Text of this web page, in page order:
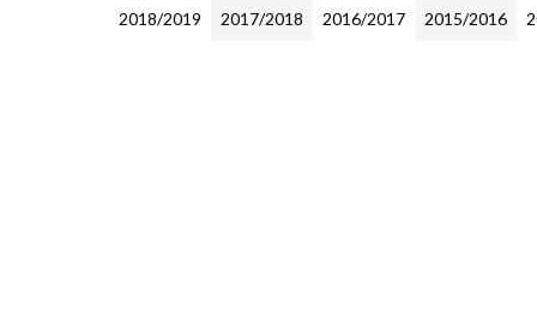
2018/2019 2017/2018 2016/2017 2015/2016